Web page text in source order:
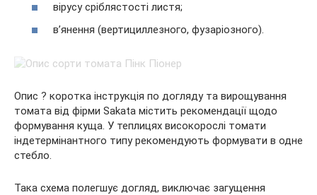
вірусу сріблястості листя;
в’янення (вертициллезного, фузаріозного).
Опис ? коротка інструкція по догляду та вирощування
томата від фірми Sakata містить рекомендації щодо
формування куща. У теплицях високорослі томати
індетермінантного типу рекомендують формувати в одне
стебло.
Така схема полегшує догляд, виключає загущення